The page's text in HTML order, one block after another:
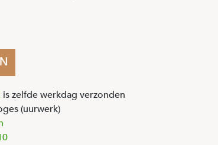
is zelfde werkdag verzonden
(uurwerk)